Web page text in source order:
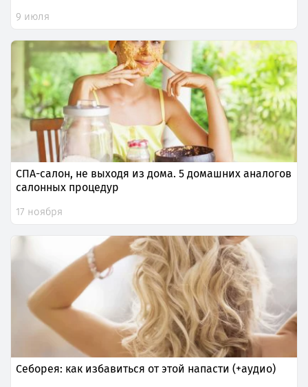
9 июля
СПА-салон, не выходя из дома. 5 домашних аналогов
салонных процедур
17 ноября
Себорея: как избавиться от этой напасти (+аудио)